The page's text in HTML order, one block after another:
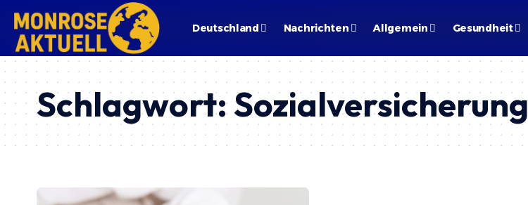
Deutschland Nachrichten Allgemein Gesundheit
Schlagwort:Sozialversicherung